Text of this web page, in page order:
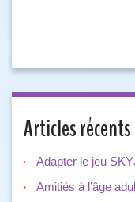
Articles récents
Adapter le jeu
Amitiés à l’âge